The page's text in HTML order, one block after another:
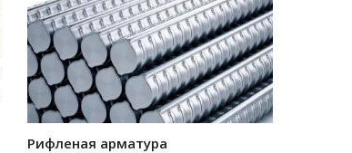
Рифленая арматура